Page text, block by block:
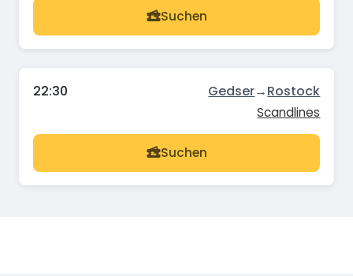
Suchen
22:30 Gedser→Rostock
Scandlines
Suchen